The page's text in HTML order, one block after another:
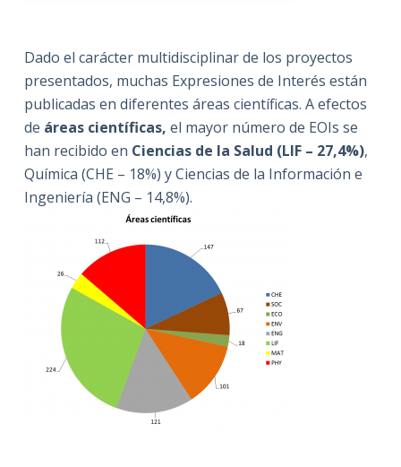
Dado el carácter multidisciplinar de los proyectos
presentados, muchas Expresiones de Interés están
publicadas en diferentes áreas científicas. A efectos
de áreas científicas, el mayor número de EOIs se
han recibido en Ciencias de la Salud (LIF – 27,4%),
Química (CHE – 18%) y Ciencias de la Información e
Ingeniería (ENG – 14,8%).